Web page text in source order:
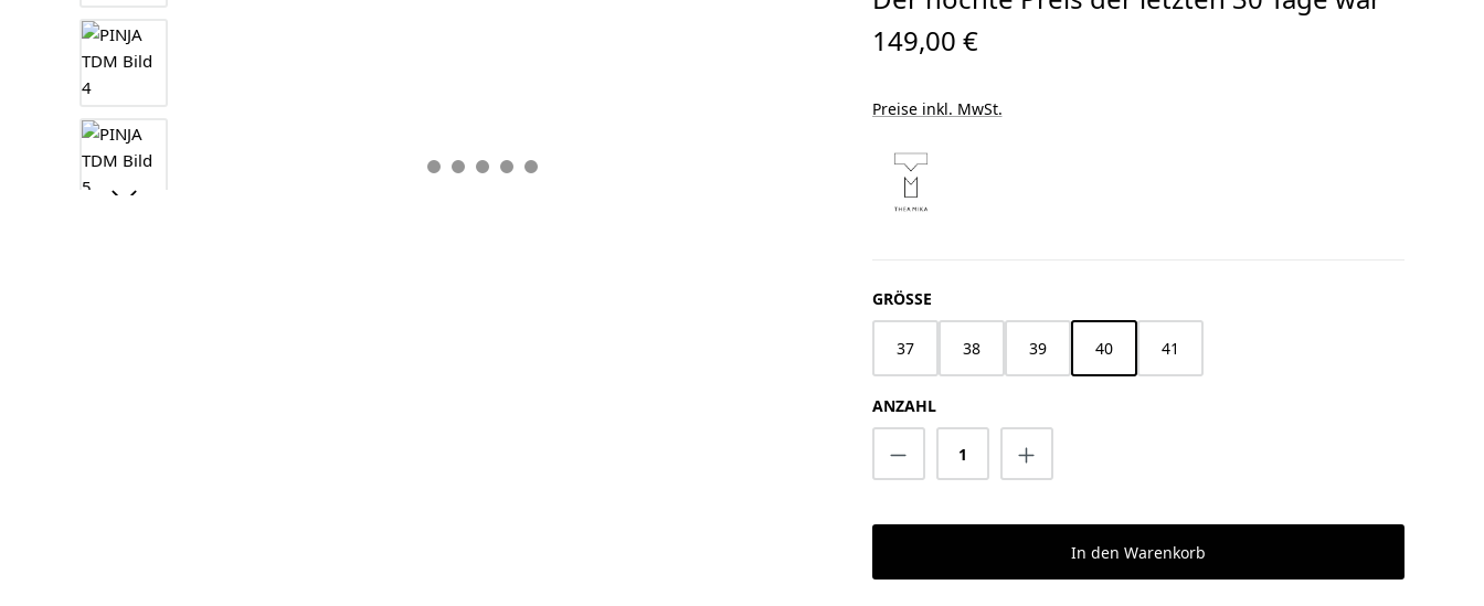
149,00 €
Preise inkl. MwSt.
GRÖSSE AUSWÄHLEN
37 38 39 40 41
ANZAHL
Produkt Anzahl: Gib den gewünschten Wert
In den Warenkorb